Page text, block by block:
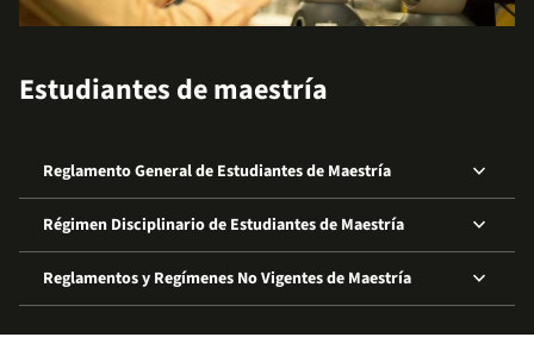
Estudiantes de maestría
Reglamento General de Estudiantes de Maestría keyboard_arrow_down
Régimen Disciplinario de Estudiantes de Maestría keyboard_arrow_down
Reglamentos y Regímenes No Vigentes de Maestría keyboard_arrow_down